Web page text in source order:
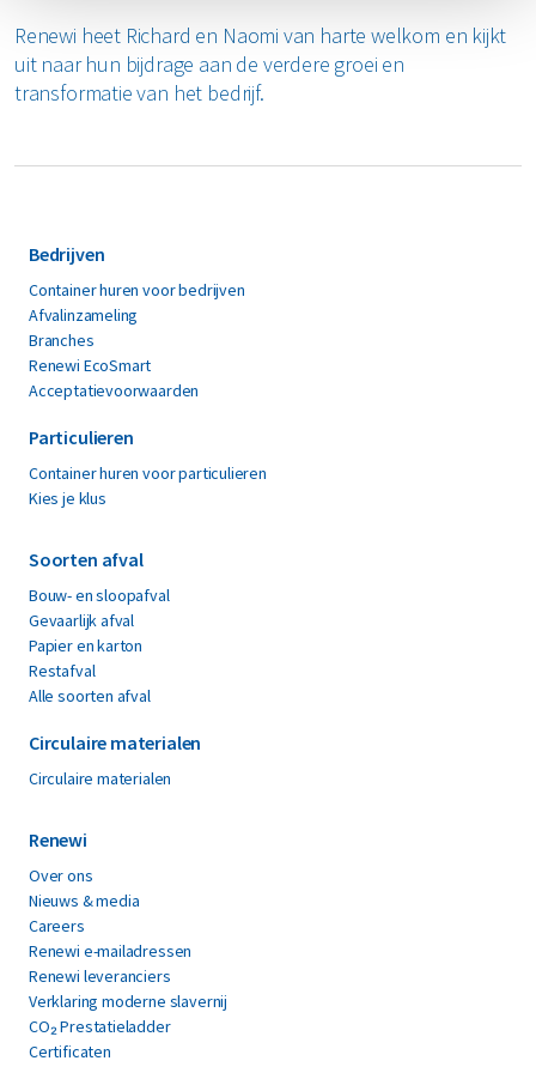
Renewi heet Richard en Naomi van harte welkom en kijkt
uit naar hun bijdrage aan de verdere groei en
transformatie van het bedrijf.
Bedrijven
Container huren voor bedrijven
Afvalinzameling
Branches
Renewi EcoSmart
Acceptatievoorwaarden
Particulieren
Container huren voor particulieren
Kies je klus
Soorten afval
Bouw- en sloopafval
Gevaarlijk afval
Papier en karton
Restafval
Alle soorten afval
Circulaire materialen
Circulaire materialen
Renewi
Over ons
Nieuws & media
Careers
Renewi e-mailadressen
Renewi leveranciers
Verklaring moderne slavernij
CO₂ Prestatieladder
Certificaten